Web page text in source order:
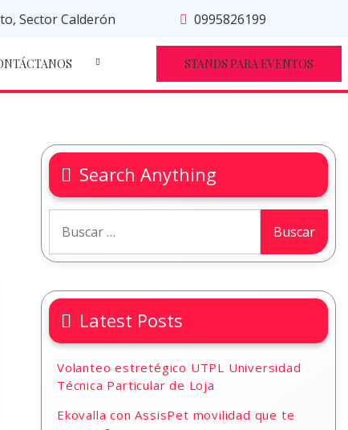
Sector Calderón 0995826199
STANDS PARA EVENTOS
Search Anything
Latest Posts
Volanteo estretégico UTPL Universidad
Técnica Particular de Loja
Ekovalla con AssisPet movilidad que te